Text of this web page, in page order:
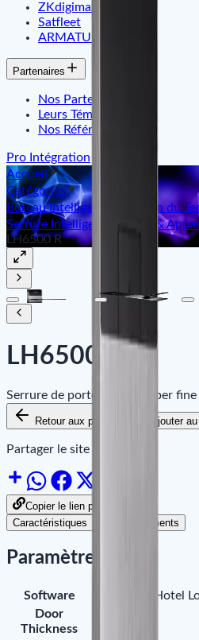
ZKdigimax
Satfleet
ARMATURA
Partenaires
Nos Partenaires
Leurs Témoignages
Nos Références
Pro Intégration
Accueil
Catégories
Bureau Intelligent & Gestion du
Serrure Intelligente Hôtels &
LH6500 R
LH6500 R
Serrure de porte d'hôtel super fine
Retour aux produits Ajouter
Partager le site sur :
Copier le lien pour partager
Caractéristiques
Téléchargements
Paramètres
Software
ZKBiolock Hotel
Door
Thickness